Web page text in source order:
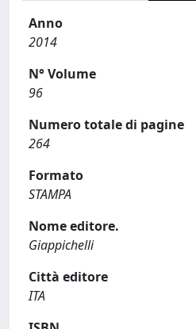
Anno
2014
N° Volume
96
Numero totale di pagine
264
Formato
STAMPA
Nome editore.
Giappichelli
Città editore
ITA